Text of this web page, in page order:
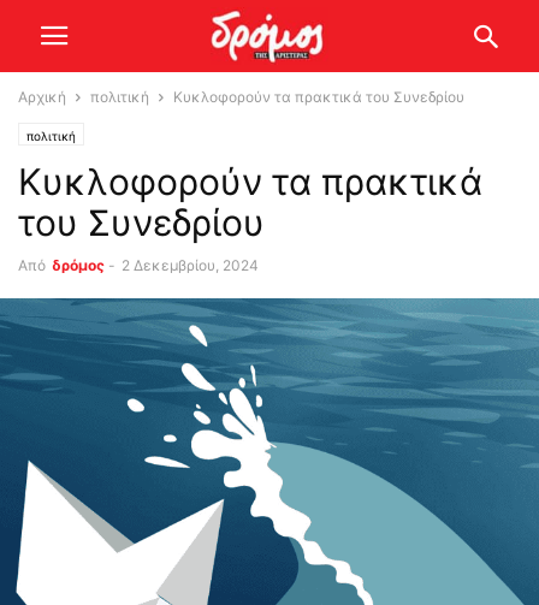
Αρχική πολιτική Κυκλοφορούν τα πρακτικά του Συνεδρίου
πολιτική
Κυκλοφορούν τα πρακτικά
του Συνεδρίου
Από δρόμος - 2 Δεκεμβρίου, 2024